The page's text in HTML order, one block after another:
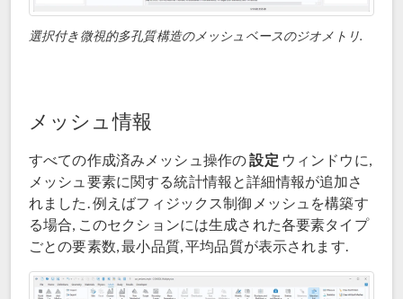
選択付き微視的多孔質構造のメッシュベースのジオメトリ.
メッシュ情報
すべての作成済みメッシュ操作の設定 ウィンドウに,
メッシュ要素に関する統計情報と詳細情報が追加さ
れました. 例えばフィジックス制御メッシュを構築す
る場合, このセクションには生成された各要素タイプ
ごとの要素数, 最小品質, 平均品質が表示されます.